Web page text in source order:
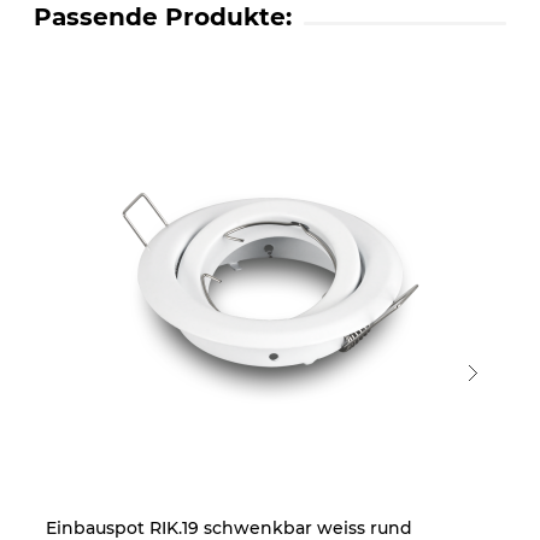
Passende Produkte:
Einbauspot RIK.19 schwenkbar weiss rund